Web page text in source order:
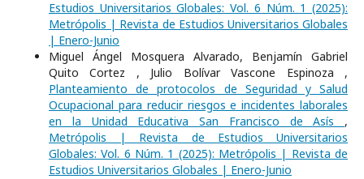
Estudios Universitarios Globales: Vol. 6 Núm. 1 (2025):
Metrópolis | Revista de Estudios Universitarios Globales
| Enero-Junio
Miguel Ángel Mosquera Alvarado, Benjamín Gabriel
Quito Cortez , Julio Bolívar Vascone Espinoza ,
Planteamiento de protocolos de Seguridad y Salud
Ocupacional para reducir riesgos e incidentes laborales
en la Unidad Educativa San Francisco de Asís ,
Metrópolis | Revista de Estudios Universitarios
Globales: Vol. 6 Núm. 1 (2025): Metrópolis | Revista de
Estudios Universitarios Globales | Enero-Junio